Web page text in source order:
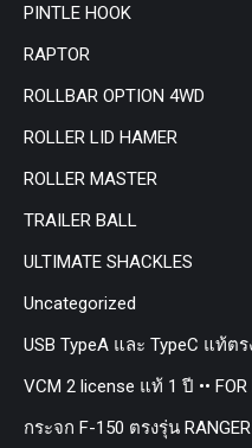
PINTLE HOOK
RAPTOR
ROLLBAR OPTION 4WD
ROLLER LID HAMER
ROLLER MASTER
TRAILER BALL
ULTIMATE SHACKLES
Uncategorized
USB TypeA และ TypeC แท้ต
VCM 2 license แท้ 1 ปี •• FOR
กระจก F-150 ตรงรุ่น